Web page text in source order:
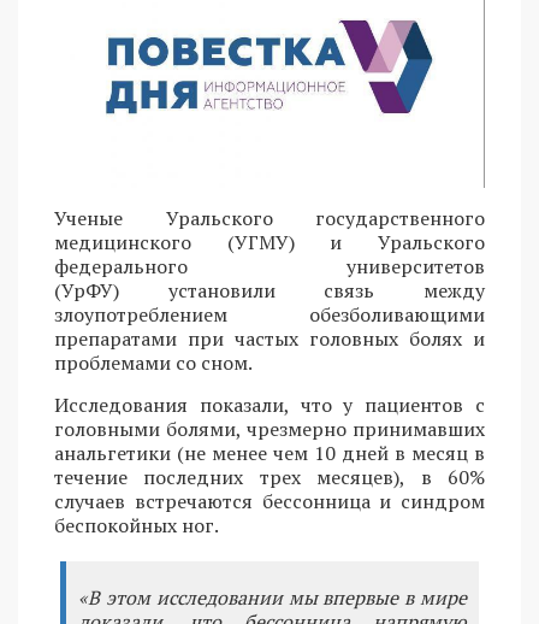
Ученые Уральского государственного
медицинского (УГМУ) и Уральского
федерального университетов
(УрФУ) установили связь между
злоупотреблением обезболивающими
препаратами при частых головных болях и
проблемами со сном.
Исследования показали, что у пациентов с
головными болями, чрезмерно принимавших
анальгетики (не менее чем 10 дней в месяц в
течение последних трех месяцев), в 60%
случаев встречаются бессонница и синдром
беспокойных ног.
«В этом исследовании мы впервые в мире